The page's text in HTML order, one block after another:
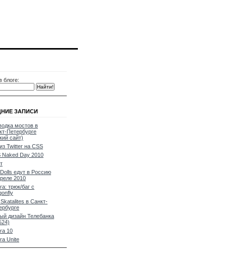
блоге:
ЗАПИСИ
мостов в
Петербурге
сайт)
Twitter на CSS
Naked Day 2010
едут в Россию
2010
трюк/баг с
в Санкт-
дизайн Телебанка
10
Unite